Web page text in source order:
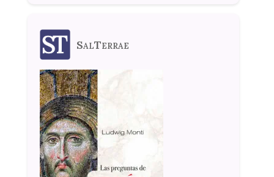
SalTerrae